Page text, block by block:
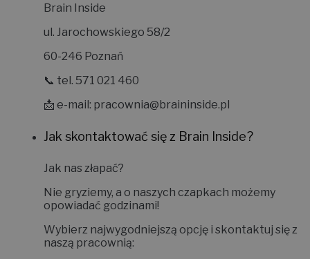
Brain Inside
ul. Jarochowskiego 58/2
60-246 Poznań
📞 tel. 571 021 460
📩 e-mail: pracownia@braininside.pl
Jak skontaktować się z Brain Inside?
Jak nas złapać?
Nie gryziemy, a o naszych czapkach możemy
opowiadać godzinami!
Wybierz najwygodniejszą opcję i skontaktuj się z
naszą pracownią: